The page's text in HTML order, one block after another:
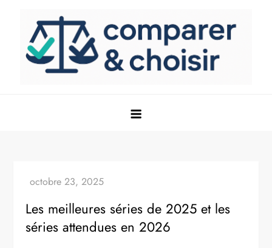
Les meilleures séries de 2025 et les
séries attendues en 2026